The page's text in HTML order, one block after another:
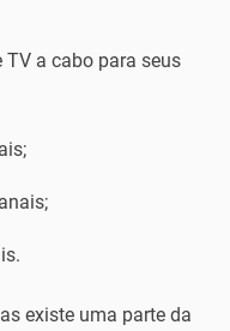
a cabo para seus
existe uma parte da